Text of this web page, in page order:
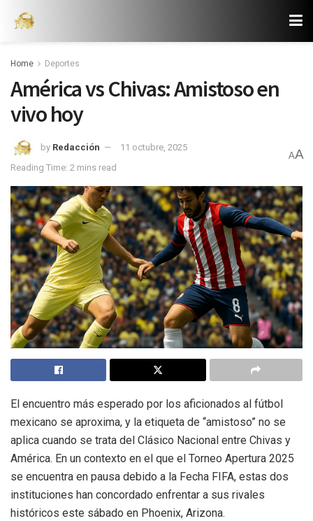
Home Deportes
América vs Chivas: Amistoso en
vivo hoy
by Redacción
11 octubre, 2025
Reading Time: 2 mins read
AA
El encuentro más esperado por los aficionados al fútbol
mexicano se aproxima, y la etiqueta de “amistoso” no se
aplica cuando se trata del Clásico Nacional entre Chivas y
América. En un contexto en el que el Torneo Apertura 2025
se encuentra en pausa debido a la Fecha FIFA, estas dos
instituciones han concordado enfrentar a sus rivales
históricos este sábado en Phoenix, Arizona.